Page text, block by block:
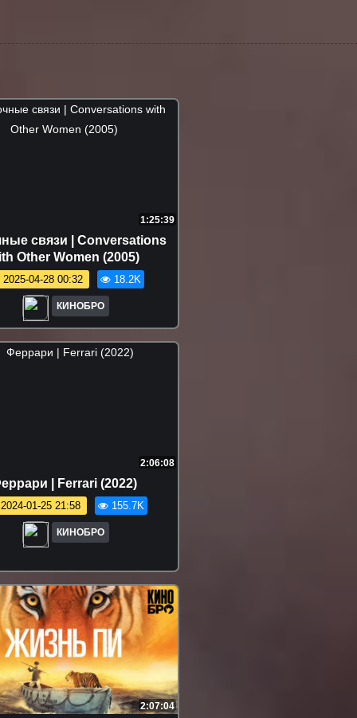
1:25:39
связи | Conversations
Other Women (2005)
2025-04-28 00:32 18.2K
КИНОБРО
2:06:08
| Ferrari (2022)
2024-01-25 21:58 155.7K
КИНОБРО
2:07:04